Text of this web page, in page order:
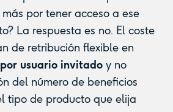
por tener acceso a ese
La respuesta es no. El coste
de retribución flexible en
usuario invitadoy no
del número de beneficios
tipo de producto que elija